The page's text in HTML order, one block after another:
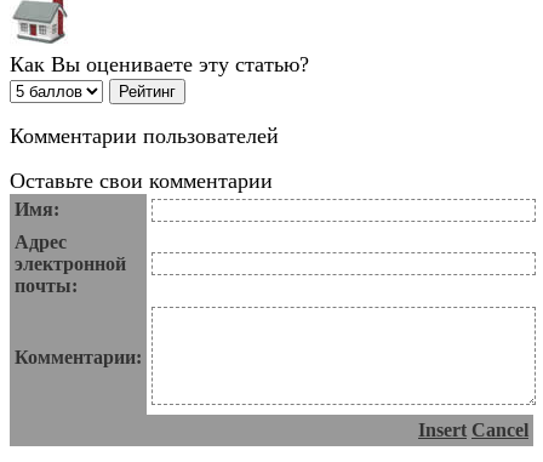
Как Вы оцениваете эту статью?
Комментарии пользователей
Оставьте свои комментарии
Имя:
Адрес
электронной
почты:
Комментарии:
Insert Cancel